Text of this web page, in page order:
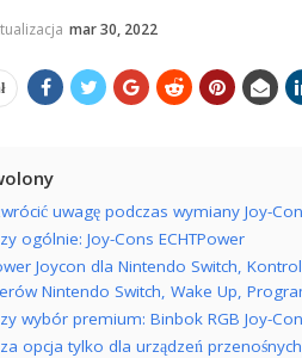
mar 30, 2022
uwagę podczas wymiany Joy-Con
ogólnie: Joy-Cons ECHTPower
Joycon dla Nintendo Switch,
Nintendo Switch, Wake Up,
wybór premium: Binbok RGB Joy-
opcja tylko dla urządzeń